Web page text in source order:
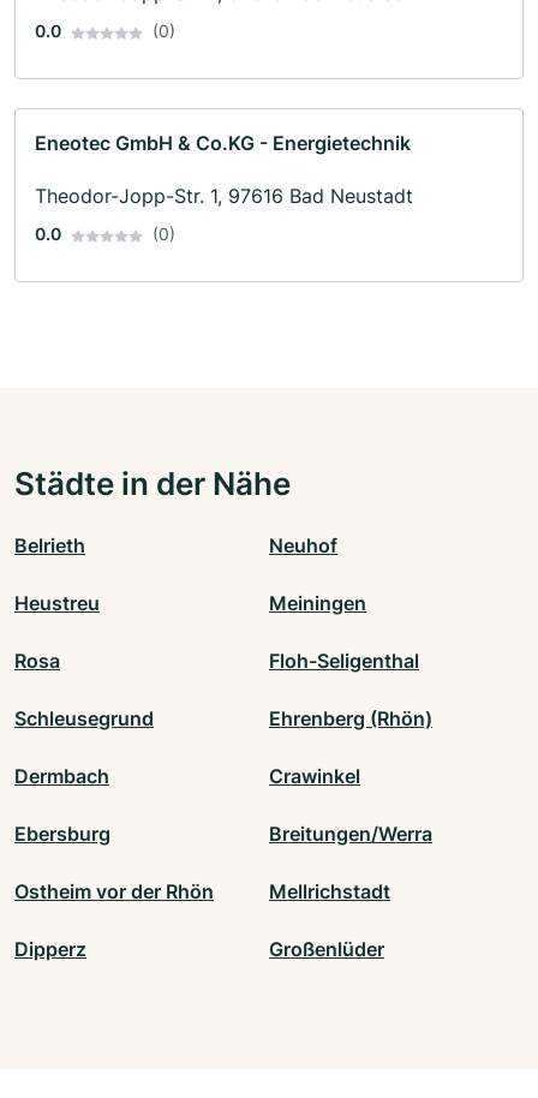
0.0 (0)
Eneotec GmbH & Co.KG - Energietechnik
Theodor-Jopp-Str. 1, 97616 Bad Neustadt
0.0 (0)
Städte in der Nähe
Belrieth Neuhof
Heustreu Meiningen
Rosa Floh-Seligenthal
Schleusegrund Ehrenberg (Rhön)
Dermbach Crawinkel
Ebersburg Breitungen/Werra
Ostheim vor der Rhön Mellrichstadt
Dipperz Großenlüder